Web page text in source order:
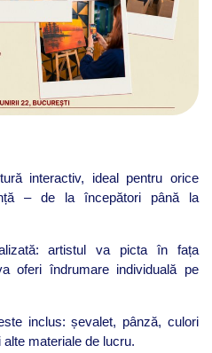
interactiv, ideal pentru orice
– de la începători până la
artistul va picta în fața
oferi îndrumare individuală pe
inclus: șevalet, pânză, culori
materiale de lucru.